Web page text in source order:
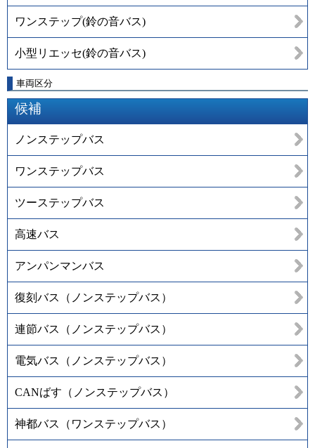
ワンステップ(鈴の音バス)
小型リエッセ(鈴の音バス)
車両区分
候補
ノンステップバス
ワンステップバス
ツーステップバス
高速バス
アンパンマンバス
復刻バス（ノンステップバス）
連節バス（ノンステップバス）
電気バス（ノンステップバス）
CANばす（ノンステップバス）
神都バス（ワンステップバス）